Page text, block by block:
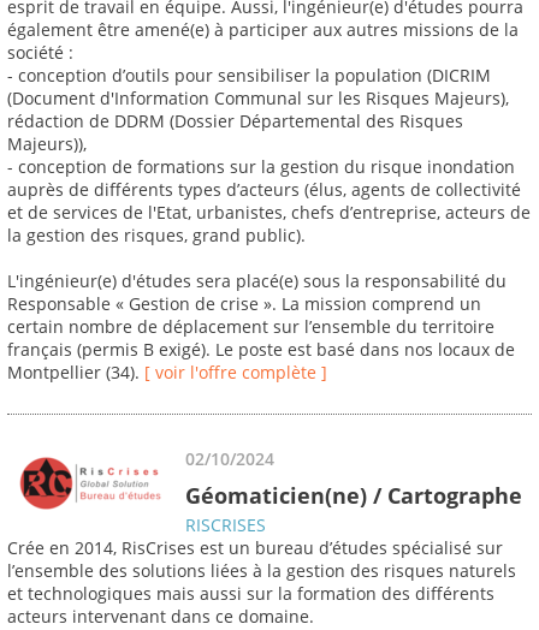
esprit de travail en équipe. Aussi, l'ingénieur(e) d'études pourra
également être amené(e) à participer aux autres missions de la
société :
- conception d’outils pour sensibiliser la population (DICRIM
(Document d'Information Communal sur les Risques Majeurs),
rédaction de DDRM (Dossier Départemental des Risques
Majeurs)),
- conception de formations sur la gestion du risque inondation
auprès de différents types d’acteurs (élus, agents de collectivité
et de services de l'Etat, urbanistes, chefs d’entreprise, acteurs de
la gestion des risques, grand public).
L'ingénieur(e) d'études sera placé(e) sous la responsabilité du
Responsable « Gestion de crise ». La mission comprend un
certain nombre de déplacement sur l’ensemble du territoire
français (permis B exigé). Le poste est basé dans nos locaux de
Montpellier (34). [ voir l'offre complète ]
02/10/2024
Géomaticien(ne) / Cartographe
RISCRISES
Crée en 2014, RisCrises est un bureau d’études spécialisé sur
l’ensemble des solutions liées à la gestion des risques naturels
et technologiques mais aussi sur la formation des différents
acteurs intervenant dans ce domaine.